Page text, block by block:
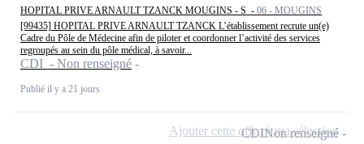
HOPITAL PRIVE ARNAULT TZANCK MOUGINS - S - 06 - MOUGINS
[99435] HOPITAL PRIVE ARNAULT TZANCK L’établissement recrute un(e)
Cadre du Pôle de Médecine afin de piloter et coordonner l’activité des services
regroupés au sein du pôle médical, à savoir...
CDI - Non renseigné
Publié il y a 21 jours
CDINon renseigné
Ajouter cette offre à ma sélection